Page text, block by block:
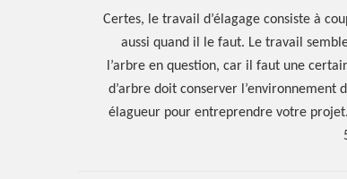
Certes, le travail d’élagage consiste à
aussi quand il le faut. Le travail
l’arbre en question, car il faut une
d’arbre doit conserver l’environnement
élagueur pour entreprendre votre